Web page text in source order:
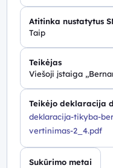
Atitinka nustatytus
Taip
Teikėjas
Viešoji įstaiga
Teikėjo deklaracija
deklaracija-tikyba-
vertinimas-2_4.pdf
Sukūrimo metai